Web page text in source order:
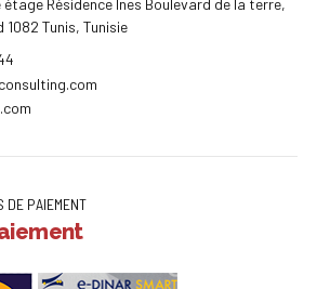
Tunis, Tunisie
DE PAIEMENT